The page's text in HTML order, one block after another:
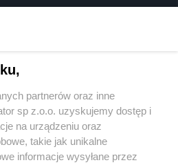
partnerów oraz inne
sp z.o.o. uzyskujemy dostęp i
na urządzeniu oraz
takie jak unikalne
informacje wysyłane przez